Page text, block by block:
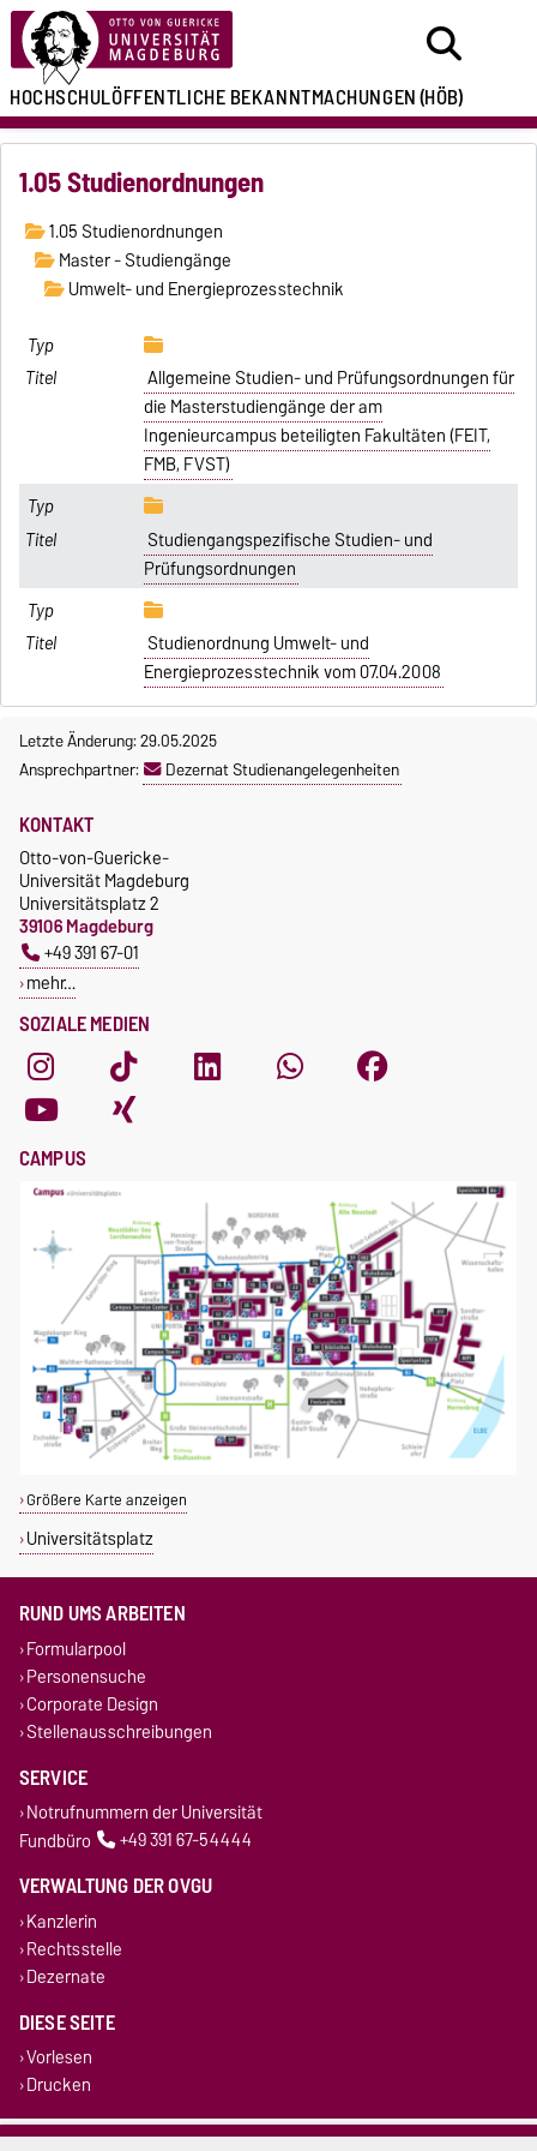
HOCHSCHULÖFFENTLICHEBEKANNTMACHUNGEN(HÖB)
1.05 Studienordnungen
1.05 Studienordnungen
Master - Studiengänge
Umwelt- und Energieprozesstechnik
Allgemeine Studien- und Prüfungsordnungen für
die Masterstudiengänge der am
Ingenieurcampus beteiligten Fakultäten (FEIT,
FMB, FVST)
Studiengangspezifische Studien- und
Prüfungsordnungen
Studienordnung Umwelt- und
Energieprozesstechnik vom 07.04.2008
Letzte Änderung: 29.05.2025
Ansprechpartner:
Dezernat Studienangelegenheiten
SOZIALE MEDIEN
KONTAKT
Otto-von-Guericke-
Universität Magdeburg
Universitätsplatz 2
39106 Magdeburg
+49 391 67-01
mehr…
CAMPUS
Größere Karte anzeigen
Universitätsplatz
RUND UMS ARBEITEN
Formularpool
Personensuche
Corporate Design
Stellenausschreibungen
SERVICE
Notrufnummern der Universität
Fundbüro
+49 391 67-54444
VERWALTUNG DER OVGU
Kanzlerin
Rechtsstelle
Dezernate
DIESE SEITE
Vorlesen
Drucken
Impressum